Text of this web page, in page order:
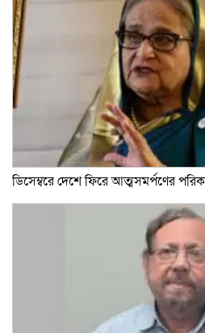
ডিসেম্বরে দেশে ফিরে আত্মসমর্পণের